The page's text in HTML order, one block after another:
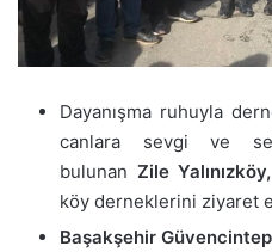
Dayanışma ruhuyla
canlara sevgi ve
bulunan Zile
köy derneklerini ziyaret
Başakşehir